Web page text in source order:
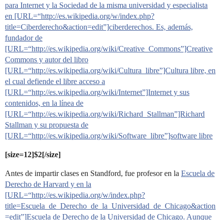
para Internet y la Sociedad de la misma universidad y especialista
en [URL=“http://es.wikipedia.org/w/index.php?
title=Ciberderecho&action=edit”]ciberderechos. Es, además,
fundador de
[URL=“http://es.wikipedia.org/wiki/Creative_Commons”]Creative
Commons y autor del libro
[URL=“http://es.wikipedia.org/wiki/Cultura_libre”]Cultura libre, en
el cual defiende el libre acceso a
[URL=“http://es.wikipedia.org/wiki/Internet”]Internet y sus
contenidos, en la línea de
[URL=“http://es.wikipedia.org/wiki/Richard_Stallman”]Richard
Stallman y su propuesta de
[URL=“http://es.wikipedia.org/wiki/Software_libre”]software libre
[size=12]$2[/size]
Antes de impartir clases en Standford, fue profesor en la Escuela de
Derecho de Harvard y en la
[URL=“http://es.wikipedia.org/w/index.php?
title=Escuela_de_Derecho_de_la_Universidad_de_Chicago&action
=edit”]Escuela de Derecho de la Universidad de Chicago. Aunque